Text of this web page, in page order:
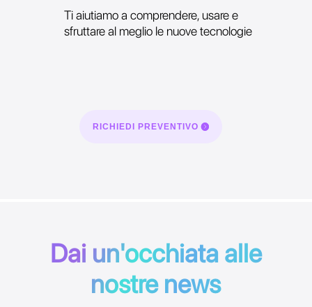
Ti aiutiamo a comprendere, usare e
sfruttare al meglio le nuove tecnologie
RICHIEDI PREVENTIVO
Dai un'occhiata alle
nostre news